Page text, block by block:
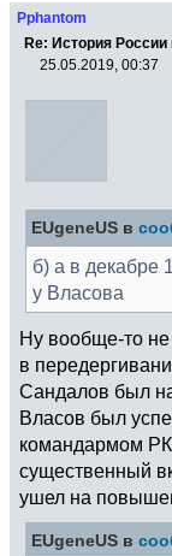
Pphantom
Re: История России
25.05.2019, 00:37
EUgeneUS в
б) а в декабре
у Власова
Ну вообще-то не
в
Сандалов был
Власов был
командармом
существенный
ушел на
EUgeneUS в